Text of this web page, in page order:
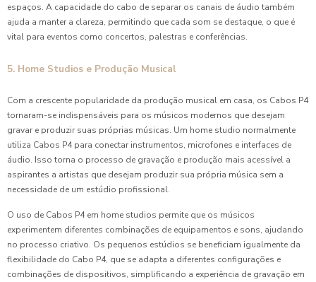
espaços. A capacidade do cabo de separar os canais de áudio também
ajuda a manter a clareza, permitindo que cada som se destaque, o que é
vital para eventos como concertos, palestras e conferências.
5. Home Studios e Produção Musical
Com a crescente popularidade da produção musical em casa, os Cabos P4
tornaram-se indispensáveis para os músicos modernos que desejam
gravar e produzir suas próprias músicas. Um home studio normalmente
utiliza Cabos P4 para conectar instrumentos, microfones e interfaces de
áudio. Isso torna o processo de gravação e produção mais acessível a
aspirantes a artistas que desejam produzir sua própria música sem a
necessidade de um estúdio profissional.
O uso de Cabos P4 em home studios permite que os músicos
experimentem diferentes combinações de equipamentos e sons, ajudando
no processo criativo. Os pequenos estúdios se beneficiam igualmente da
flexibilidade do Cabo P4, que se adapta a diferentes configurações e
combinações de dispositivos, simplificando a experiência de gravação em